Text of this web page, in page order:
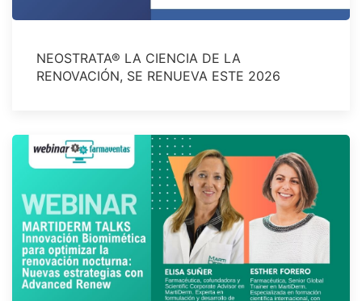
NEOSTRATA® LA CIENCIA DE LA
RENOVACIÓN, SE RENUEVA ESTE 2026